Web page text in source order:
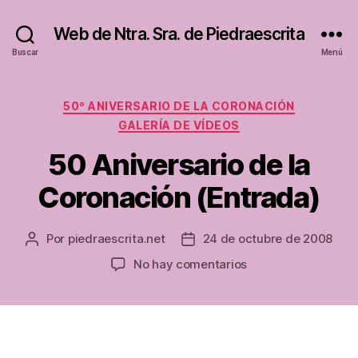
Buscar
Web de Ntra. Sra. de Piedraescrita
Menú
Categorías
50º ANIVERSARIO DE LA CORONACIÓN
GALERÍA DE VÍDEOS
50 Aniversario de la
Coronación (Entrada)
Autor
Por piedraescrita.net
Fecha24 de octubre de 2008
No hay comentariosen